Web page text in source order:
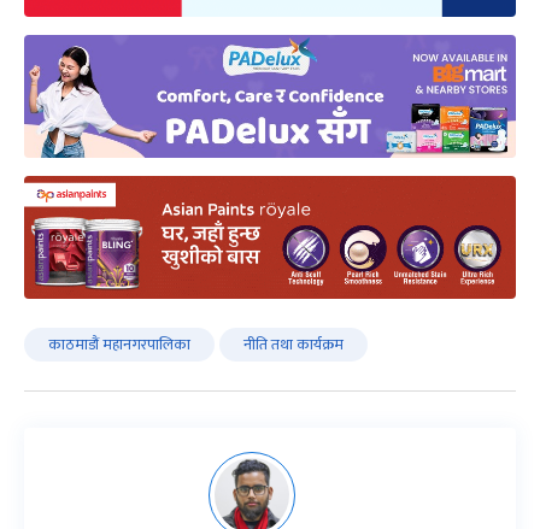
काठमाडौं महानगरपालिका नीति तथा कार्यक्रम